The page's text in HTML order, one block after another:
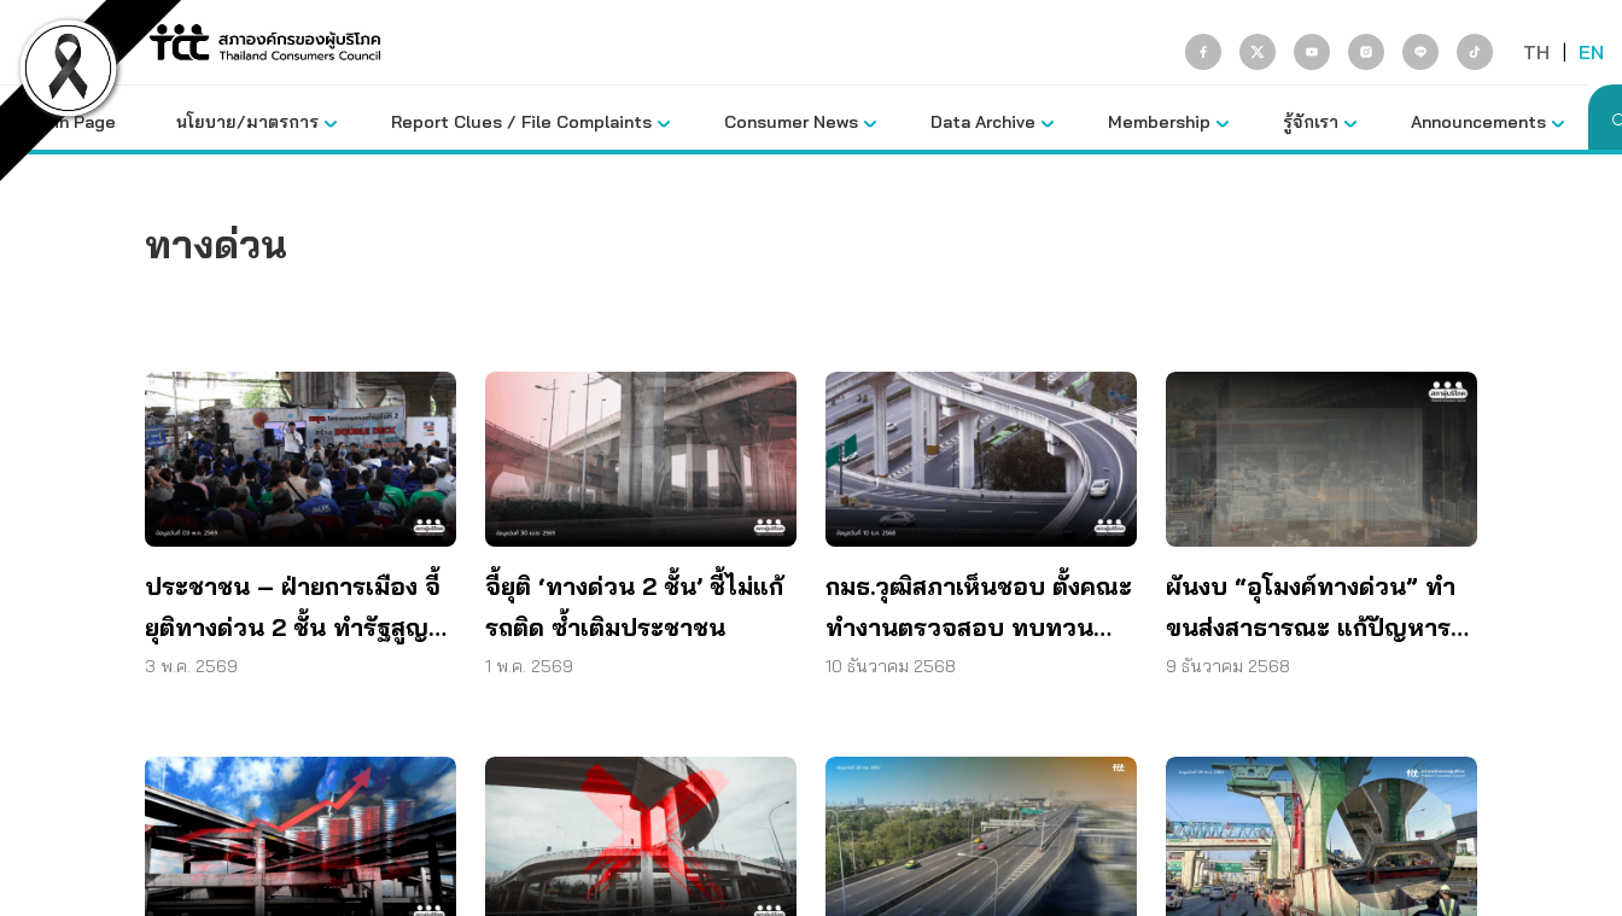
content
TH | EN
Main Page นโยบาย/มาตรการ Report Clues / File Complaints Consumer News Data Archive Membership รู้จักเรา Announcements
ทางด่วน
ประชาชน – ฝ่ายการเมือง จี้
ยุติทางด่วน 2 ชั้น ทำรัฐสูญ
รายได้ 1.7 แสนล้าน
3 พ.ค. 2569
จี้ยุติ ‘ทางด่วน 2 ชั้น’ ชี้ไม่แก้
รถติด ซ้ำเติมประชาชน
1 พ.ค. 2569
กมธ.วุฒิสภาเห็นชอบ ตั้งคณะ
ทำงานตรวจสอบ ทบทวน
“ทางด่วน 2 ชั้น”
10 ธันวาคม 2568
ผันงบ “อุโมงค์ทางด่วน” ทำ
ขนส่งสาธารณะ แก้ปัญหารถ
ติด – ฝุ่นพิษ
9 ธันวาคม 2568